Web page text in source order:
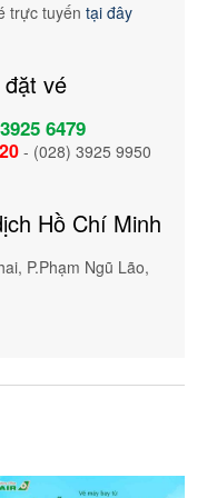
trực tuyến tại đây
vé
6479
- (028) 3925 9950
Hồ Chí Minh
P.Phạm Ngũ Lão,